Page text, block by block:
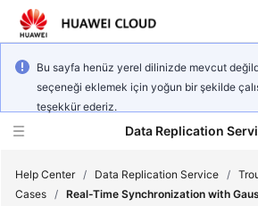
Bu sayfa henüz yerel dilinizde mevcut
seçeneği eklemek için yoğun bir şekilde
teşekkür ederiz.
Data Replication
Help Center / Data Replication Service /
Cases / Real-Time Synchronization with